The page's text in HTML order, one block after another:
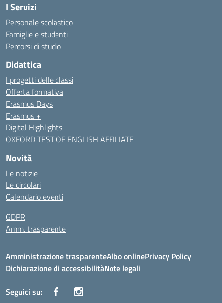
I Servizi
Personale scolastico
Famiglie e studenti
Percorsi di studio
Didattica
I progetti delle classi
Offerta formativa
Erasmus Days
Erasmus +
Digital Highlights
OXFORD TEST OF ENGLISH AFFILIATE
Novità
Le notizie
Le circolari
Calendario eventi
GDPR
Amm. trasparente
Amministrazione trasparenteAlbo onlinePrivacy Policy
Dichiarazione di accessibilitàNote legali
Seguici su: